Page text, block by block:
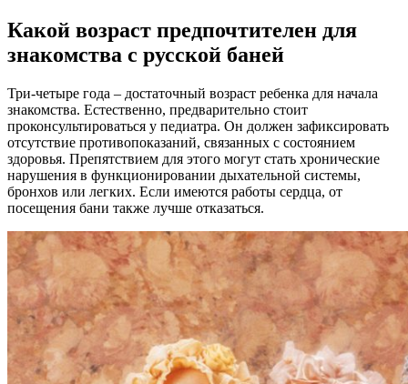
Какой возраст предпочтителен для
знакомства с русской баней
Три-четыре года – достаточный возраст ребенка для начала
знакомства. Естественно, предварительно стоит
проконсультироваться у педиатра. Он должен зафиксировать
отсутствие противопоказаний, связанных с состоянием
здоровья. Препятствием для этого могут стать хронические
нарушения в функционировании дыхательной системы,
бронхов или легких. Если имеются работы сердца, от
посещения бани также лучше отказаться.